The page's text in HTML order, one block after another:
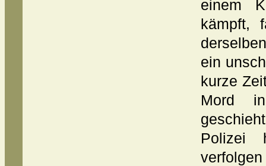
einem
kämpft,
ein
kurze
Mord
Polizei